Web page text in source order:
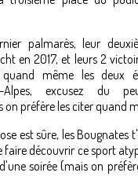
palmarès, leur
en 2017, et leurs 2
quand même les deux
Alpes, excusez du
on préfère les citer quand
est sûre, les Bougnates
faire découvrir ce sport
soirée (mais on